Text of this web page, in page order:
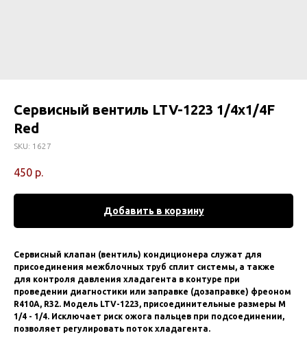
Сервисный вентиль LTV-1223 1/4x1/4F
Red
SKU: 1627
450 р.
Добавить в корзину
Сервисный клапан (вентиль) кондиционера служат для
присоединения межблочных труб сплит системы, а также
для контроля давления хладагента в контуре при
проведении диагностики или заправке (дозаправке) фреоном
R410A, R32. Модель LTV-1223, присоединительные размеры M
1/4 - 1/4. Исключает риск ожога пальцев при подсоединении,
позволяет регулировать поток хладагента.